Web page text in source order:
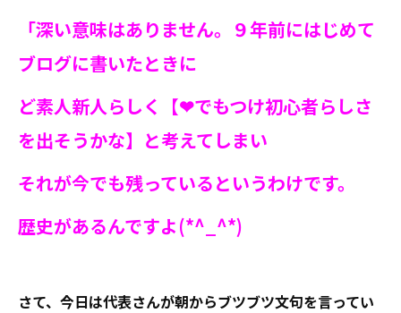
「深い意味はありません。９年前にはじめて
ブログに書いたときに
ど素人新人らしく【❤でもつけ初心者らしさ
を出そうかな】と考えてしまい
それが今でも残っているというわけです。
歴史があるんですよ(*^_^*)
さて、今日は代表さんが朝からブツブツ文句を言ってい